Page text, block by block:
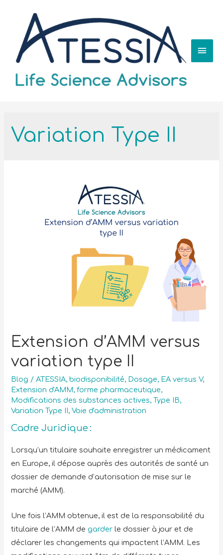
Variation Type II
Extension d’AMM versus
variation type II
Blog /ATESSIA,biodisponibilité, Dosage, EA versus V,
Extension d'AMM,forme pharmaceutique,
Modifications des substances actives,Type IB,
Variation Type II,Voie d'administration
Cadre Juridique :
Lorsqu’un titulaire souhaite enregistrer un médicament
en Europe, il dépose auprès des autorités de santé un
dossier de demande d’autorisation de mise sur le
marché (AMM).
Une fois l’AMM obtenue, il est de la responsabilité du
titulaire de l’AMM de garder le dossier à jour et de
déclarer les changements qui impactent l’AMM. Les